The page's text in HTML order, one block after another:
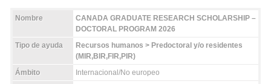
Nombre
CANADA GRADUATE RESEARCH SCHOLARSHIP –
DOCTORAL PROGRAM 2026
Tipo de ayuda
Recursos humanos > Predoctoral y/o residentes
(MIR,BIR,FIR,PIR)
Ámbito
Internacional/No europeo